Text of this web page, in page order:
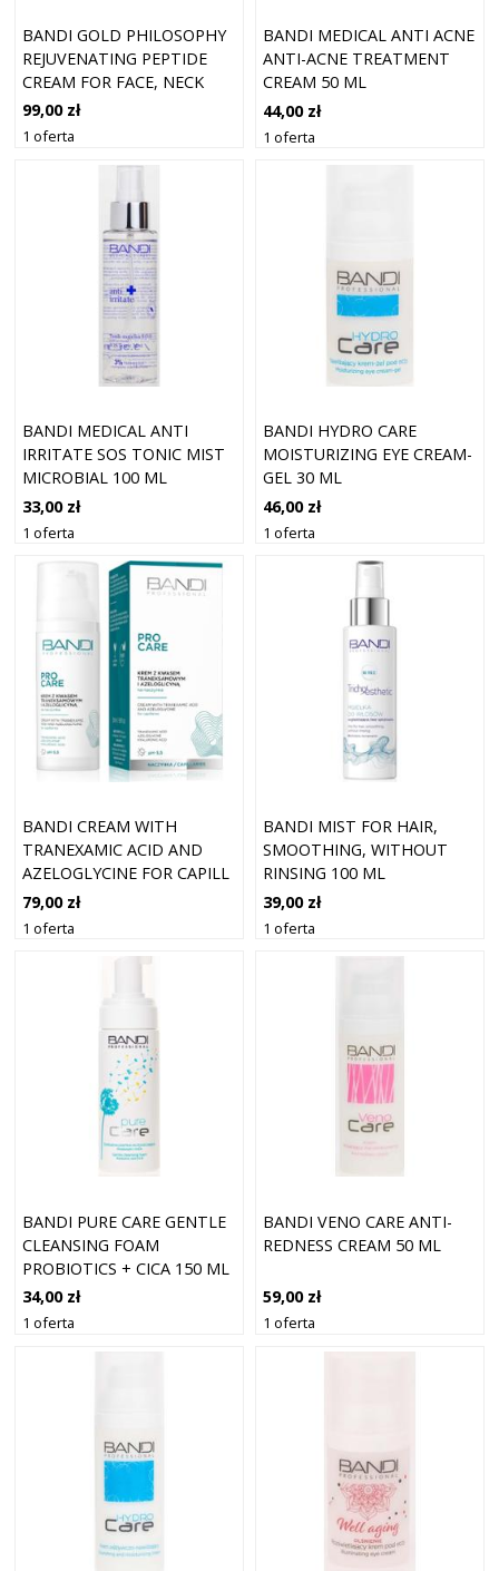
BANDI GOLD PHILOSOPHY
REJUVENATING PEPTIDE
CREAM FOR FACE, NECK
AND DE
99,00 zł
1 oferta
BANDI MEDICAL ANTI ACNE
ANTI-ACNE TREATMENT
CREAM 50 ML
44,00 zł
1 oferta
BANDI MEDICAL ANTI
IRRITATE SOS TONIC MIST
MICROBIAL 100 ML
33,00 zł
1 oferta
BANDI HYDRO CARE
MOISTURIZING EYE CREAM-
GEL 30 ML
46,00 zł
1 oferta
BANDI CREAM WITH
TRANEXAMIC ACID AND
AZELOGLYCINE FOR CAPILL
50 ML
79,00 zł
1 oferta
BANDI MIST FOR HAIR,
SMOOTHING, WITHOUT
RINSING 100 ML
39,00 zł
1 oferta
BANDI PURE CARE GENTLE
CLEANSING FOAM
PROBIOTICS + CICA 150 ML
34,00 zł
1 oferta
BANDI VENO CARE ANTI-
REDNESS CREAM 50 ML
59,00 zł
1 oferta